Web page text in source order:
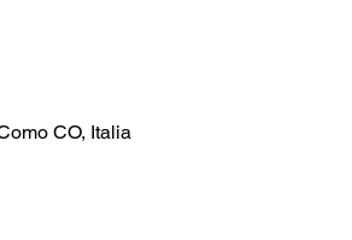
CO, Italia